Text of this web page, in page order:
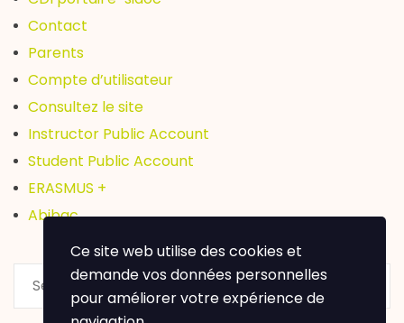
Contact
Parents
Compte d’utilisateur
Consultez le site
Instructor Public Account
Student Public Account
ERASMUS +
Abibac
Ce site web utilise des cookies et
demande vos données personnelles
pour améliorer votre expérience de